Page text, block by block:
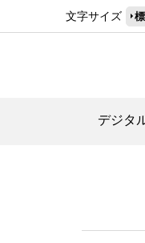
文字サイズ
デジタ